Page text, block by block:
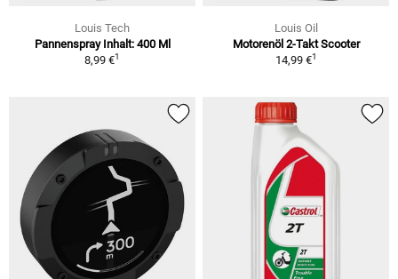
Louis Tech
Pannenspray Inhalt: 400 Ml
8,99 €1
Louis Oil
Motorenöl 2-Takt Scooter
14,99 €1